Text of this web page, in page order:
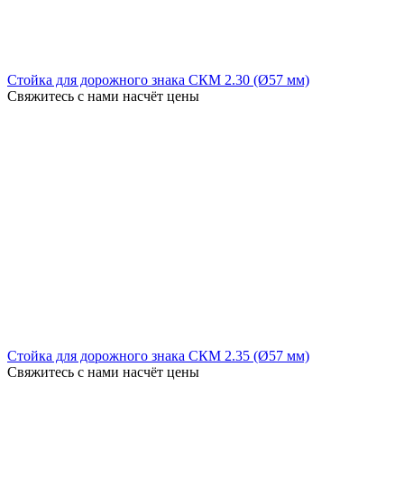
Стойка для дорожного знака СКМ 2.30 (Ø57 мм)
Свяжитесь с нами насчёт цены
Стойка для дорожного знака СКМ 2.35 (Ø57 мм)
Свяжитесь с нами насчёт цены